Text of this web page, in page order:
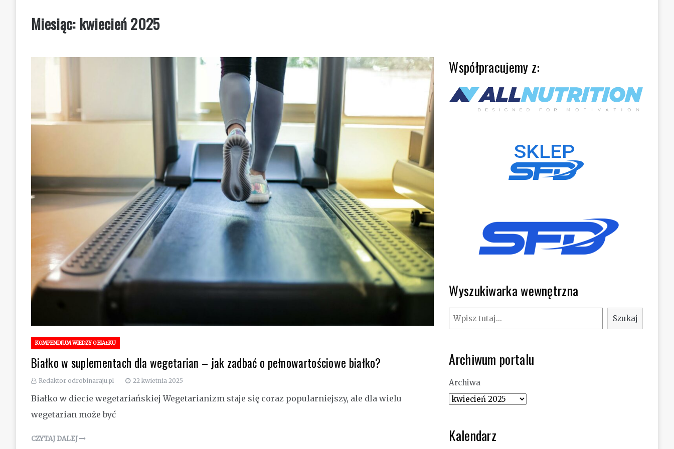
trening i
siłownia
Miesiąc: kwiecień 2025
KOMPENDIUM WIEDZY O BIAŁKU
Białko w suplementach dla wegetarian – jak zadbać o pełnowartościowe białko?
Redaktor odrobinaraju.pl 22 kwietnia 2025
Białko w diecie wegetariańskiej Wegetarianizm staje się coraz popularniejszy, ale dla wielu
wegetarian może być
CZYTAJ DALEJ
Współpracujemy z:
Wyszukiwarka wewnętrzna
Szukaj
Szukaj
Archiwum portalu
Archiwa
Kalendarz